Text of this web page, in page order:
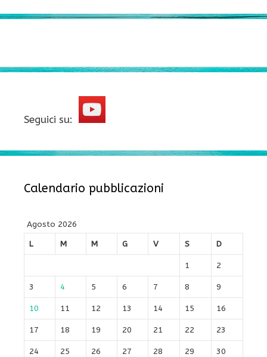
Seguici su:
Calendario pubblicazioni
Agosto 2026
L
M M G V S D
1 2
3 4 5 6 7 8 9
10 11 12 13 14 15 16
17 18 19 20 21 22 23
24 25 26 27 28 29 30